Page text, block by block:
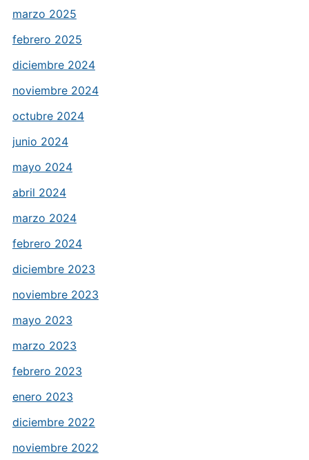
marzo 2025
febrero 2025
diciembre 2024
noviembre 2024
octubre 2024
junio 2024
mayo 2024
abril 2024
marzo 2024
febrero 2024
diciembre 2023
noviembre 2023
mayo 2023
marzo 2023
febrero 2023
enero 2023
diciembre 2022
noviembre 2022